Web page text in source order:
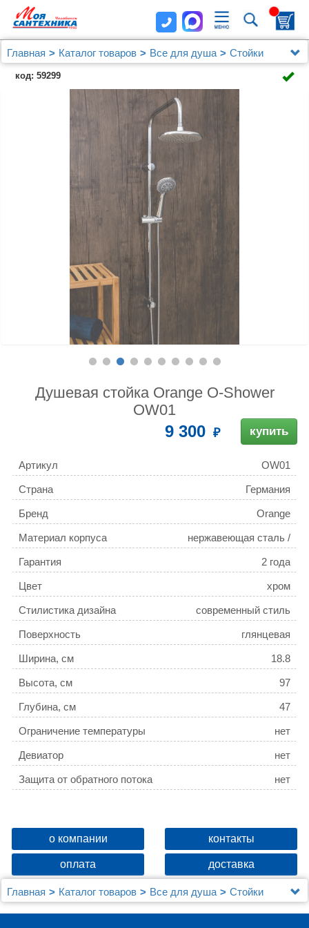
Главная Каталог товаров Все для душа
Стойки
Душевая стойка Orange O-Shower OW01
код: 59299
Душевая стойка Orange O-Shower
OW01
9 300 купить
Артикул OW01
Страна Германия
Бренд Orange
Материал корпуса
нержавеющая сталь /
латунь / пластик
Гарантия
2 года
Цвет хром
Стилистика дизайна современный стиль
Поверхность глянцевая
Ширина, см 18.8
Высота, см 97
Глубина, см 47
Ограничение температуры нет
Девиатор нет
Защита от обратного потока нет
о компании контакты
оплата доставка
Главная Каталог товаров Все для душа
Стойки
Душевая стойка Orange O-Shower OW01